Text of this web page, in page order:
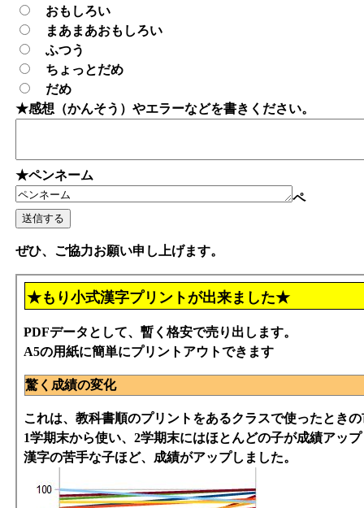
おもしろい
まあまあおもしろい
ふつう
ちょっとだめ
だめ
★感想（かんそう）やエラーなどを書きください。
★ペンネーム
ペ
ぜひ、ご協力お願い申し上げます。